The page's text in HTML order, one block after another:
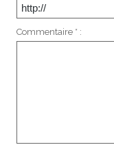
Commentaire * :